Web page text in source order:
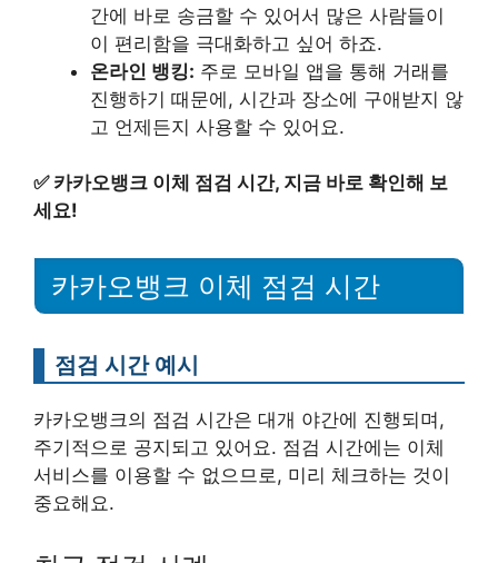
간에 바로 송금할 수 있어서 많은 사람들이
이 편리함을 극대화하고 싶어 하죠.
온라인 뱅킹: 주로 모바일 앱을 통해 거래를
진행하기 때문에, 시간과 장소에 구애받지 않
고 언제든지 사용할 수 있어요.
✅ 카카오뱅크 이체 점검 시간, 지금 바로 확인해 보
세요!
카카오뱅크 이체 점검 시간
점검 시간 예시
카카오뱅크의 점검 시간은 대개 야간에 진행되며,
주기적으로 공지되고 있어요. 점검 시간에는 이체
서비스를 이용할 수 없으므로, 미리 체크하는 것이
중요해요.